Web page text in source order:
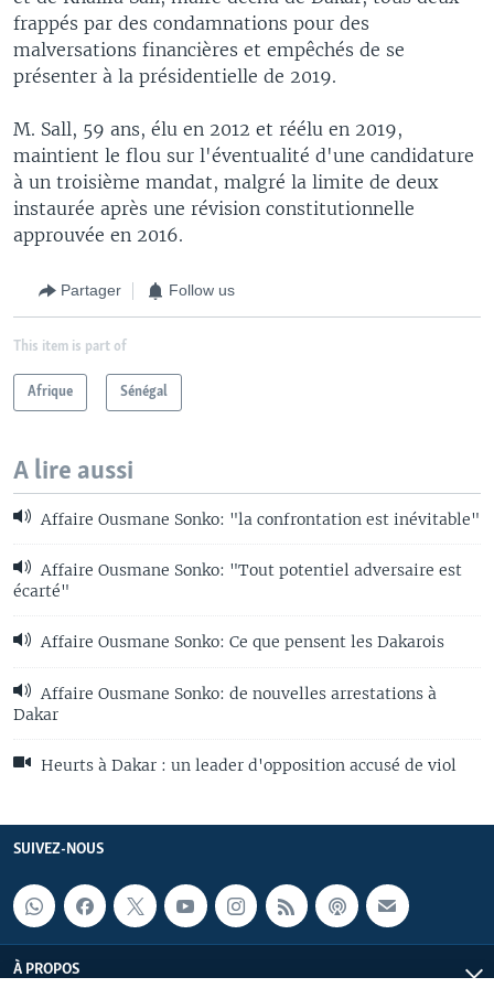
frappés par des condamnations pour des
malversations financières et empêchés de se
présenter à la présidentielle de 2019.
M. Sall, 59 ans, élu en 2012 et réélu en 2019,
maintient le flou sur l'éventualité d'une candidature
à un troisième mandat, malgré la limite de deux
instaurée après une révision constitutionnelle
approuvée en 2016.
Partager Follow us
This item is part of
Afrique Sénégal
A lire aussi
Affaire Ousmane Sonko: "la confrontation est inévitable"
Affaire Ousmane Sonko: "Tout potentiel adversaire est
écarté"
Affaire Ousmane Sonko: Ce que pensent les Dakarois
Affaire Ousmane Sonko: de nouvelles arrestations à
Dakar
Heurts à Dakar : un leader d'opposition accusé de viol
SUIVEZ-NOUS
À PROPOS